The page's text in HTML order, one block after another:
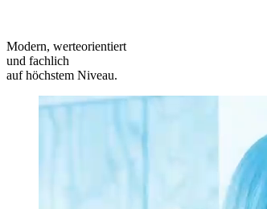
Modern, werteorientiert
und fachlich
auf höchstem Niveau.